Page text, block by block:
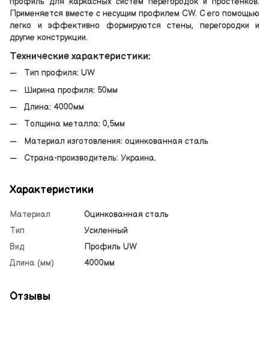
Применяется вместе с несущим профилем CW. С его помощью
легко и эффективно формируются стены, перегородки и
другие конструкции.
Технические характеристики:
Тип профиля: UW
Ширина профиля: 50мм
Длина: 4000мм
Толщина металла: 0,5мм
Материал изготовления: оцинкованная сталь
Страна-производитель: Украина.
Характеристики
Материал
Оцинкованная сталь
Тип
Усиленный
Вид
Профиль UW
Длина (мм)
4000мм
Отзывы